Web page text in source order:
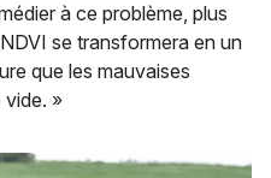
à ce problème, plus
se transformera en un
que les mauvaises
vide. »